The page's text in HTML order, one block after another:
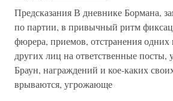
Предсказания В дневнике Бормана,
по партии, в привычный ритм
фюрера, приемов, отстранения одних
других лиц на ответственные
Браун, награждений и кое-каких
врываются, угрожающе